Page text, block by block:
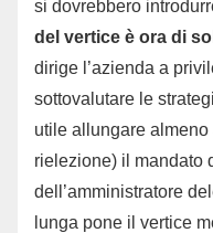
si dovrebbero
del vertice è ora di
dirige l’azienda a
sottovalutare le
utile allungare
rielezione) il mandato
dell’amministratore
lunga pone il vertice